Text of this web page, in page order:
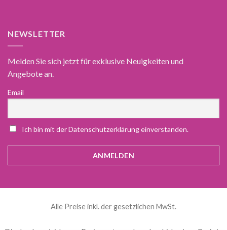
NEWSLETTER
Melden Sie sich jetzt für exklusive Neuigkeiten und
Angebote an.
Email
Ich bin mit der Datenschutzerklärung einverstanden.
Alle Preise inkl. der gesetzlichen MwSt.